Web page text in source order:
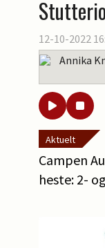
12-10-2022
Annika
Aktuelt
Campen
heste: 2-